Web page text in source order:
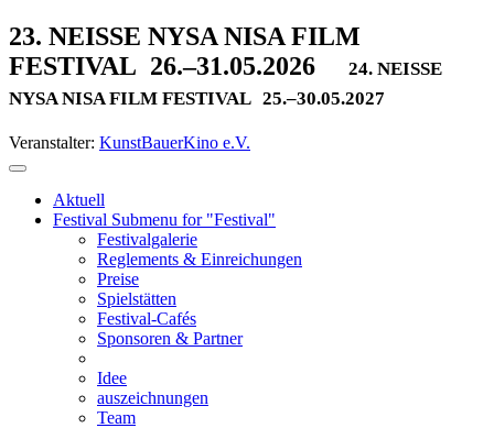
23. NEISSE NYSA NISA FILM
FESTIVAL 26.–31.05.2026
24. NEISSE
NYSA NISA FILM FESTIVAL 25.–30.05.2027
Veranstalter: KunstBauerKino e.V.
Aktuell
Festival Submenu for "Festival"
Festivalgalerie
Reglements & Einreichungen
Preise
Spielstätten
Festival-Cafés
Sponsoren & Partner
Idee
auszeichnungen
Team